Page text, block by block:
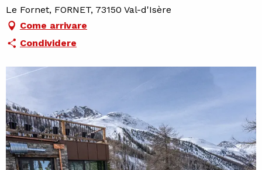
Le Fornet, FORNET, 73150 Val-d'Isère
Come arrivare
Condividere